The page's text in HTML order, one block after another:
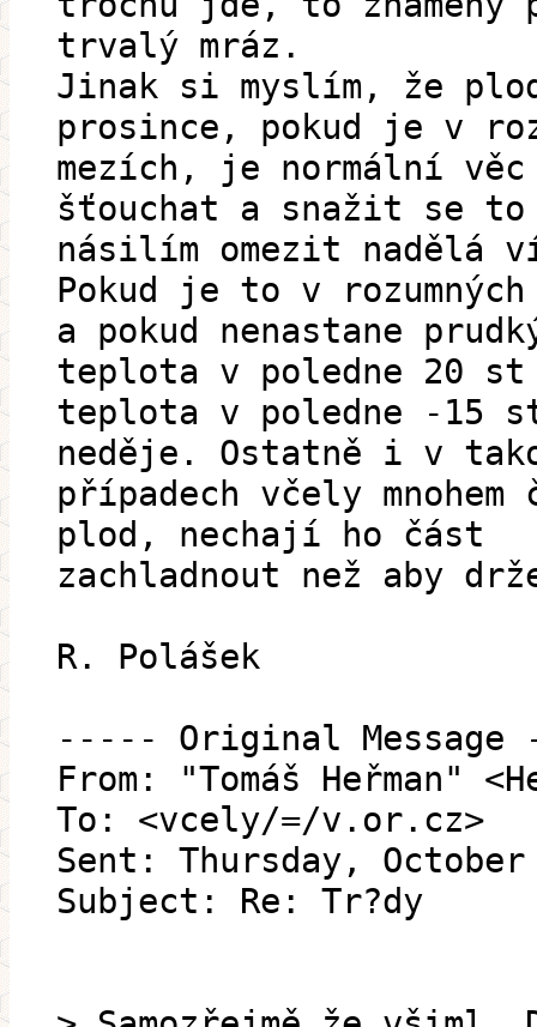
trvalý mráz.
Jinak si myslím, že
prosince, pokud je v
mezích, je normální
šťouchat a snažit se to
násilím omezit nadělá
Pokud je to v rozumných
a pokud nenastane
teplota v poledne 20 st
teplota v poledne -15
neděje. Ostatně i v
případech včely
plod, nechají ho část
zachladnout než aby
R. Polášek
----- Original
From: "Tomáš Heřman"
To: <vcely/=/v.or.cz>
Sent: Thursday,
Subject: Re: Tr?dy